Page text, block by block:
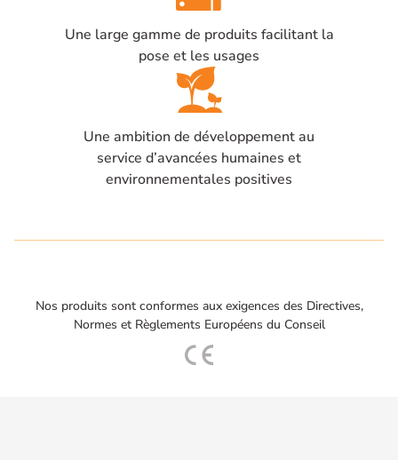
Une large gamme de produits facilitant la
pose et les usages
Une ambition de développement au
service d’avancées humaines et
environnementales positives
Nos produits sont conformes aux exigences des Directives,
Normes et Règlements Européens du Conseil